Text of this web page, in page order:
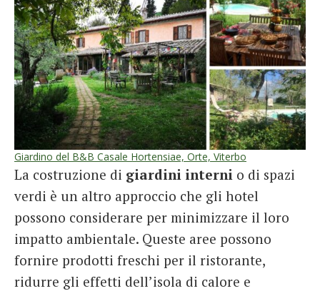
Giardino del B&B Casale Hortensiae, Orte, Viterbo
La costruzione di giardini interni o di spazi
verdi è un altro approccio che gli hotel
possono considerare per minimizzare il loro
impatto ambientale. Queste aree possono
fornire prodotti freschi per il ristorante,
ridurre gli effetti dell’isola di calore e